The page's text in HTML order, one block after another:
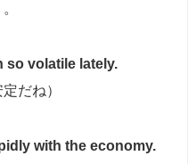
so volatile lately.
だね）
with the economy.